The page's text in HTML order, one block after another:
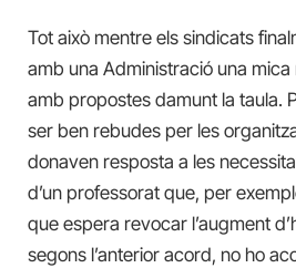
Tot això mentre els sindicats
amb una Administració una
amb propostes damunt la taula.
ser ben rebudes per les
donaven resposta a les
d’un professorat que, per
que espera revocar l’augment
segons l’anterior acord, no ho